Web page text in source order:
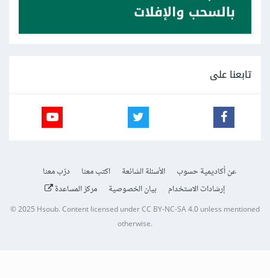
تابعنا على
عن أكاديمية حسوب الأسئلة الشائعة اكتب معنا
درّب معنا
إرشادات الاستخدام
بيان الخصوصية مركز المساعدة
© 2025 Hsoub.Content licensed underCC BY-NC-SA 4.0unless mentioned
otherwise.